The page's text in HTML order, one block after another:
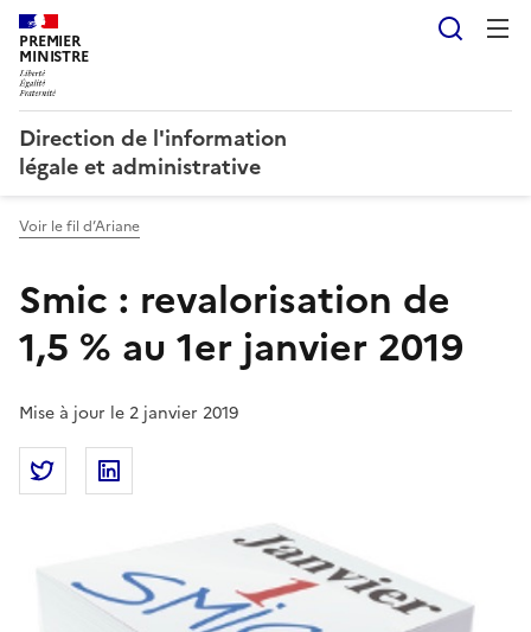
PREMIER
MINISTRE
Direction de l'information
légale et administrative
Voir le fil d’Ariane
Smic : revalorisation de
1,5 % au 1er janvier 2019
Mise à jour le 2 janvier 2019
Partager la page
Partager Smic : revalorisation de 1,5 % au 1er